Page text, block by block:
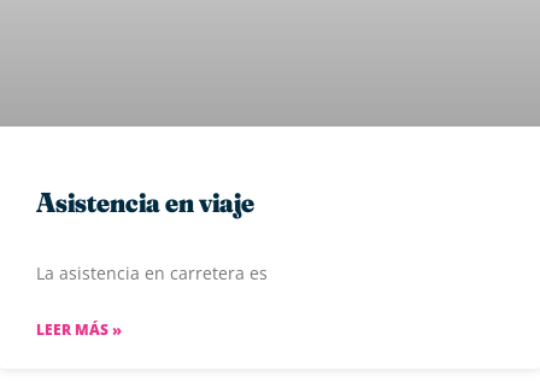
Asistencia en viaje
La asistencia en carretera es
LEER MÁS »